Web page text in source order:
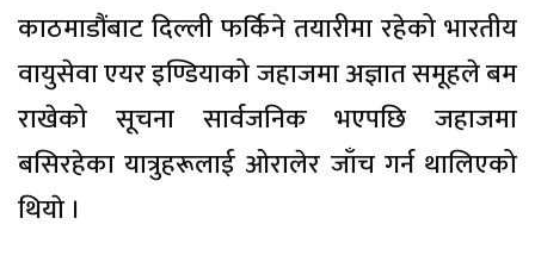
काठमाडौंबाट दिल्ली फर्किने तयारीमा रहेको भारतीय
वायुसेवा एयर इण्डियाको जहाजमा अज्ञात समूहले बम
राखेको सूचना सार्वजनिक भएपछि जहाजमा
बसिरहेका यात्रुहरूलाई ओरालेर जाँच गर्न थालिएको
थियाे ।